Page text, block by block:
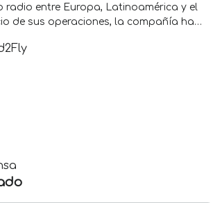
radio entre Europa, Latinoamérica y el
de sus operaciones, la compañía ha
cifras que reflejan su evolución y su